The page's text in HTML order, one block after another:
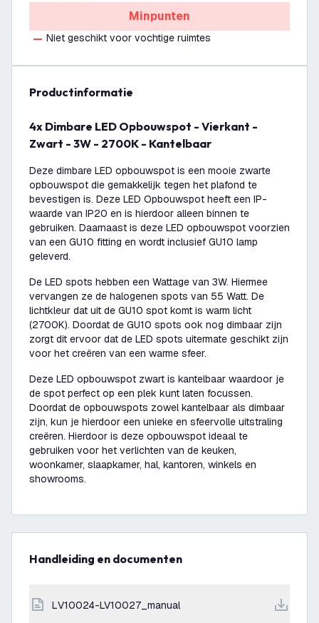
Minpunten
Niet geschikt voor vochtige ruimtes
productinformatie
4x Dimbare LED Opbouwspot - Vierkant -
Zwart - 3W - 2700K - Kantelbaar
Deze dimbare LED opbouwspot is een mooie zwarte
opbouwspot die gemakkelijk tegen het plafond te
bevestigen is. Deze LED Opbouwspot heeft een IP-
waarde van IP20 en is hierdoor alleen binnen te
gebruiken. Daarnaast is deze LED opbouwspot voorzien
van een GU10 fitting en wordt inclusief GU10 lamp
geleverd.
De LED spots hebben een Wattage van 3W. Hiermee
vervangen ze de halogenen spots van 55 Watt. De
lichtkleur dat uit de GU10 spot komt is warm licht
(2700K). Doordat de GU10 spots ook nog dimbaar zijn
zorgt dit ervoor dat de LED spots uitermate geschikt zijn
voor het creëren van een warme sfeer.
Deze LED opbouwspot zwart is kantelbaar waardoor je
de spot perfect op een plek kunt laten focussen.
Doordat de opbouwspots zowel kantelbaar als dimbaar
zijn, kun je hierdoor een unieke en sfeervolle uitstraling
creëren. Hierdoor is deze opbouwspot ideaal te
gebruiken voor het verlichten van de keuken,
woonkamer, slaapkamer, hal, kantoren, winkels en
showrooms.
Handleiding en documenten
LV10024-LV10027_manual